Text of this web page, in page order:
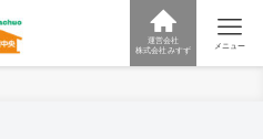
運営会社
株式会社みすず
メニュー